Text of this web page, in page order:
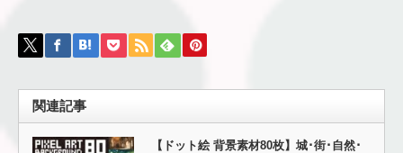
関連記事
【ドット絵 背景素材80枚】城･街･自然･